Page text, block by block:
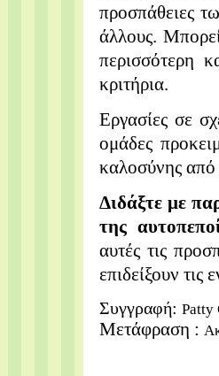
προσπάθειες
άλλους.
περισσότερη
κριτήρια.
Εργασίες σε
ομάδες
καλοσύνης
Διδάξτε με
της
αυτές τις
επιδείξουν τις
Συγγραφή: Patty
Μετάφραση :